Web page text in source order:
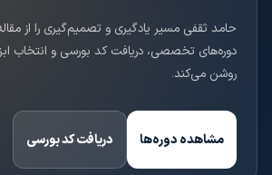
حامد ثقفی مسیر یادگیری و تصمیم‌گیری را از
دوره‌های تخصصی، دریافت کد بورسی و انتخاب
روشن می‌کند.
مشاهده دوره‌ها دریافت کد بورسی